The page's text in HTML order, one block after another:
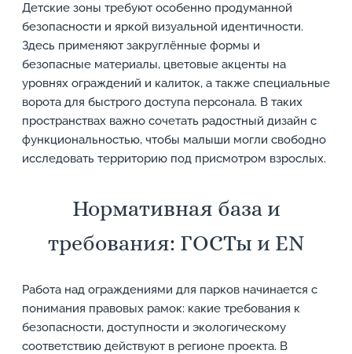
Детские зоны требуют особенно продуманной
безопасности и яркой визуальной идентичности.
Здесь применяют закруглённые формы и
безопасные материалы, цветовые акценты на
уровнях ограждений и калиток, а также специальные
ворота для быстрого доступа персонала. В таких
пространствах важно сочетать радостный дизайн с
функциональностью, чтобы малыши могли свободно
исследовать территорию под присмотром взрослых.
Нормативная база и
требования: ГОСТы и EN
Работа над ограждениями для парков начинается с
понимания правовых рамок: какие требования к
безопасности, доступности и экологическому
соответствию действуют в регионе проекта. В